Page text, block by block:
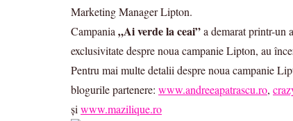
Marketing Manager Lipton.
Campania „Ai verde la ceai”a demarat printr-un
exclusivitate despre noua campanie Lipton, au
Pentru mai multe detalii despre noua campanie
blogurile partenere: www.andreeapatrascu.ro,
și www.mazilique.ro